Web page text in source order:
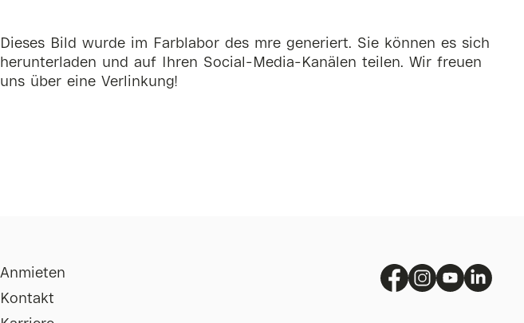
Dieses Bild wurde im Farblabor des mre generiert. Sie können es sich
herunterladen und auf Ihren Social-Media-Kanälen teilen. Wir freuen
uns über eine Verlinkung!
Anmieten
Kontakt